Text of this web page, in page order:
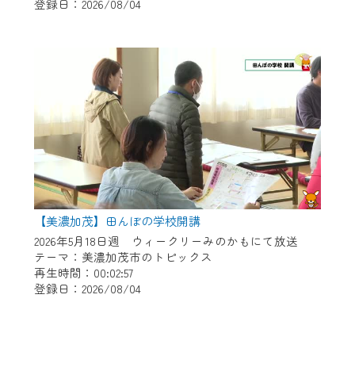
登録日：2026/08/04
【美濃加茂】田んぼの学校開講
2026年5月18日週 ウィークリーみのかもにて放送
テーマ：美濃加茂市のトピックス
再生時間：00:02:57
登録日：2026/08/04